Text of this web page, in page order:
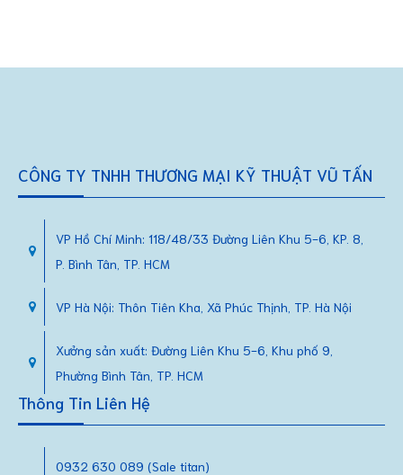
CÔNG TY TNHH THƯƠNG MẠI KỸ THUẬT VŨ TẤN
VP Hồ Chí Minh: 118/48/33 Đường Liên Khu 5-6, KP. 8,
P. Bình Tân, TP. HCM
VP Hà Nội: Thôn Tiên Kha, Xã Phúc Thịnh, TP. Hà Nội
Xưởng sản xuất: Đường Liên Khu 5-6, Khu phố 9,
Phường Bình Tân, TP. HCM
Thông Tin Liên Hệ
0932 630 089 (Sale titan)